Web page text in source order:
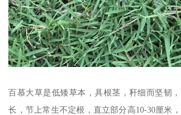
百慕大草是低矮草本，具根茎，秆细而坚韧
长，节上常生不定根，直立部分高10-30厘米